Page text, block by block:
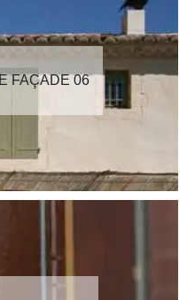
FAÇADE 06